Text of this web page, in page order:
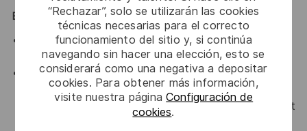
“Rechazar”, solo se utilizarán las cookies
técnicas necesarias para el correcto
funcionamiento del sitio y, si continúa
navegando sin hacer una elección, esto se
considerará como una negativa a depositar
cookies. Para obtener más información,
visite nuestra páginaConfiguración de
cookies.
Exigences minimales
Baccalauréat ou diplôme équivalent en gestion de
projets ou techniques
Expérience confirmée (3 à 5 ans minimum) PMO ou
pilotage de projets complexes, idéalement dans
l’industrie (aéro, défense, tech) et en environnement